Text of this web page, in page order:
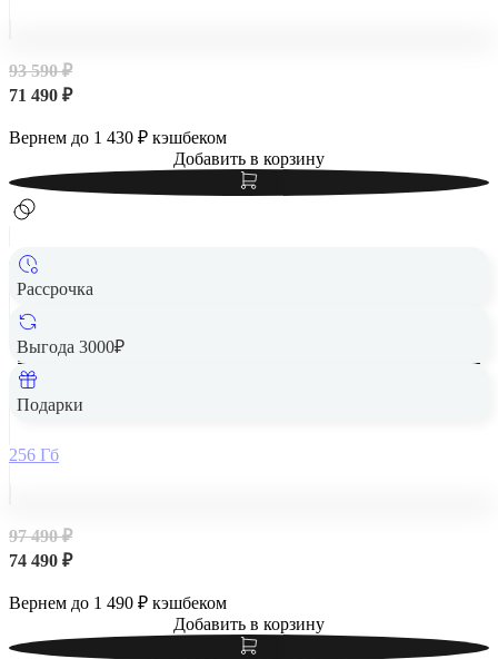
93 590 ₽
71 490 ₽
Вернем до 1 430 ₽ кэшбеком
Добавить в корзину
Рассрочка
Выгода 3000₽
Подарки
Apple iPad Air 13" (M2, 2024, 6 gen) Wi-Fi + Cellular 256Gb
256 Гб
97 490 ₽
74 490 ₽
Вернем до 1 490 ₽ кэшбеком
Добавить в корзину